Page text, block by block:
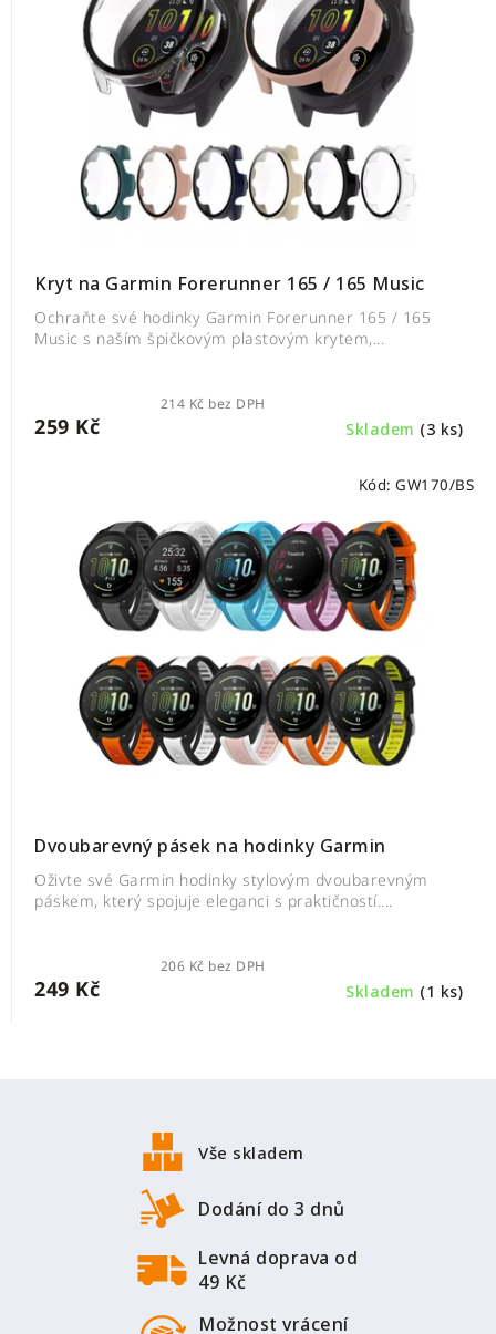
Kryt na Garmin Forerunner 165 / 165 Music
Skladem (3 ks)
214 Kč bez DPH
259 Kč
Ochraňte své hodinky Garmin Forerunner 165 / 165
Music s naším špičkovým plastovým krytem,...
Dvoubarevný pásek na hodinky Garmin
Skladem (1 ks)
206 Kč bez DPH
249 Kč
Oživte své Garmin hodinky stylovým dvoubarevným
páskem, který spojuje eleganci s praktičností....
Kód: GW170/BS
Vše skladem
Dodání do 3 dnů
Levná doprava od
49 Kč
Možnost vrácení